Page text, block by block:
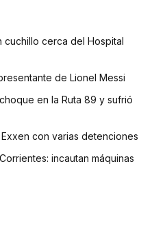
cuchillo cerca del Hospital
de Lionel Messi
en la Ruta 89 y sufrió
con varias detenciones
incautan máquinas